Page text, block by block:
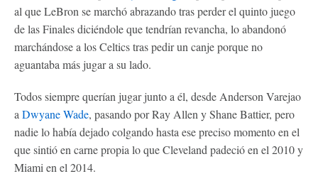
al que LeBron se marchó abrazando tras perder el quinto juego
de las Finales diciéndole que tendrían revancha, lo abandonó
marchándose a los Celtics tras pedir un canje porque no
aguantaba más jugar a su lado.
Todos siempre querían jugar junto a él, desde Anderson Varejao
aDwyane Wade, pasando por Ray Allen y Shane Battier, pero
nadie lo había dejado colgando hasta ese preciso momento en el
que sintió en carne propia lo que Cleveland padeció en el 2010 y
Miami en el 2014.